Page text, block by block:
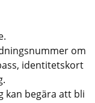
om
identitetskort
kan begära att bli